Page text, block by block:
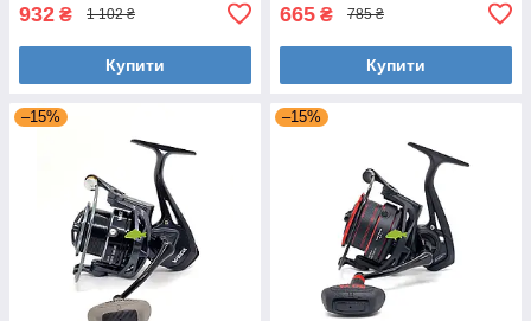
932 ₴ 1 102 ₴
Купити
665 ₴ 785 ₴
Купити
–15% –15%